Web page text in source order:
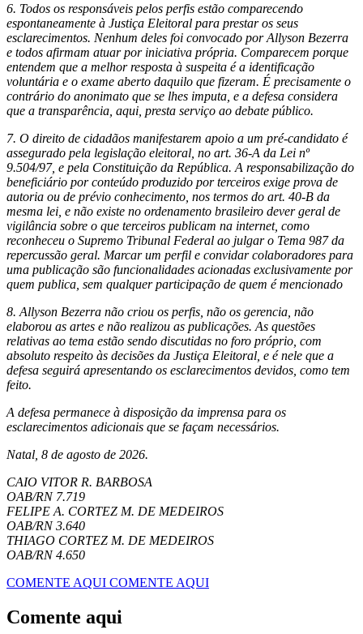
6. Todos os responsáveis pelos perfis estão comparecendo
espontaneamente à Justiça Eleitoral para prestar os seus
esclarecimentos. Nenhum deles foi convocado por Allyson Bezerra
e todos afirmam atuar por iniciativa própria. Comparecem porque
entendem que a melhor resposta à suspeita é a identificação
voluntária e o exame aberto daquilo que fizeram. É precisamente o
contrário do anonimato que se lhes imputa, e a defesa considera
que a transparência, aqui, presta serviço ao debate público.
7. O direito de cidadãos manifestarem apoio a um pré-candidato é
assegurado pela legislação eleitoral, no art. 36-A da Lei nº
9.504/97, e pela Constituição da República. A responsabilização do
beneficiário por conteúdo produzido por terceiros exige prova de
autoria ou de prévio conhecimento, nos termos do art. 40-B da
mesma lei, e não existe no ordenamento brasileiro dever geral de
vigilância sobre o que terceiros publicam na internet, como
reconheceu o Supremo Tribunal Federal ao julgar o Tema 987 da
repercussão geral. Marcar um perfil e convidar colaboradores para
uma publicação são funcionalidades acionadas exclusivamente por
quem publica, sem qualquer participação de quem é mencionado
8. Allyson Bezerra não criou os perfis, não os gerencia, não
elaborou as artes e não realizou as publicações. As questões
relativas ao tema estão sendo discutidas no foro próprio, com
absoluto respeito às decisões da Justiça Eleitoral, e é nele que a
defesa seguirá apresentando os esclarecimentos devidos, como tem
feito.
A defesa permanece à disposição da imprensa para os
esclarecimentos adicionais que se façam necessários.
Natal, 8 de agosto de 2026.
CAIO VITOR R. BARBOSA
OAB/RN 7.719
FELIPE A. CORTEZ M. DE MEDEIROS
OAB/RN 3.640
THIAGO CORTEZ M. DE MEDEIROS
OAB/RN 4.650
COMENTE AQUI COMENTE AQUI
Comente aqui